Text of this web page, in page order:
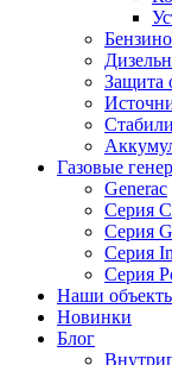
Защита
Газовые
Generac
Серия
Серия
Серия
Серия
Наши
Новинки
Блог